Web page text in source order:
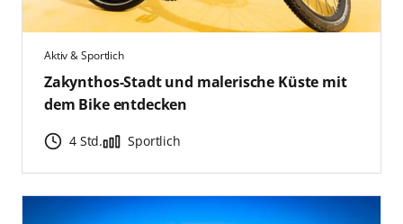
Aktiv & Sportlich
Zakynthos-Stadt und malerische Küste mit
dem Bike entdecken
4 Std. Sportlich